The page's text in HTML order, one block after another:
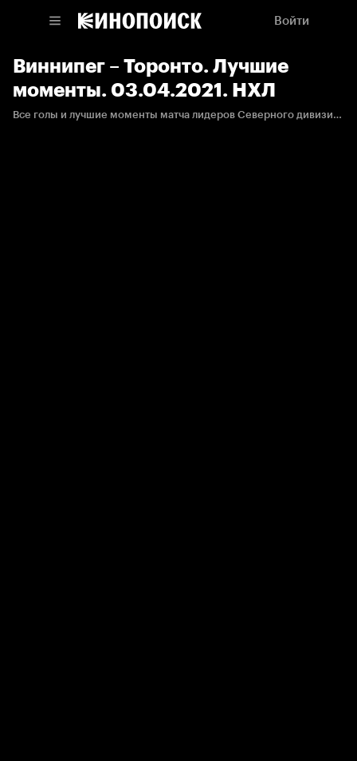
Войти
Виннипег – Торонто. Лучшие
моменты. 03.04.2021. НХЛ
Все голы и лучшие моменты матча лидеров Северного дивизиона - Джетс и Мэйпл Лифс